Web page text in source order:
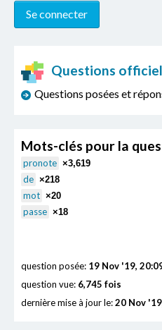
Questions
Questions posées et
Mots-clés pour la
pronote ×3,619
de ×218
mot ×20
passe ×18
question posée: 19 Nov '19,
question vue: 6,745 fois
dernière mise à jour le:20 Nov